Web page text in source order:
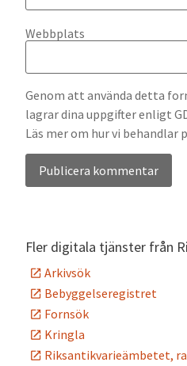
Webbplats
Genom att använda detta
lagrar dina uppgifter enligt
Läs mer om hur vi behandlar
Fler digitala tjänster från
Arkivsök
Bebyggelseregistret
Fornsök
Kringla
Riksantikvarieämbetet,